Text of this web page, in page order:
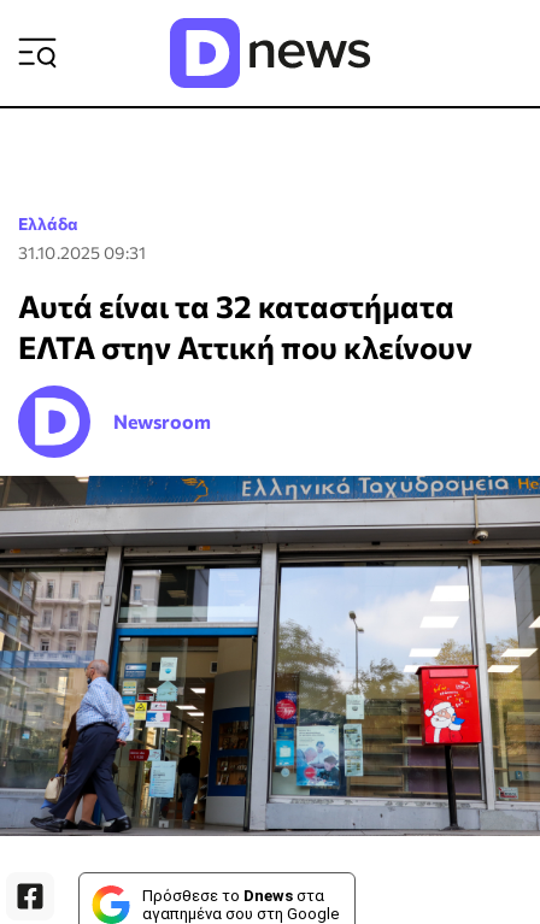
Ελλάδα
31.10.2025 09:31
Αυτά είναι τα 32 καταστήματα
ΕΛΤΑ στην Αττική που κλείνουν
Newsroom
Πρόσθεσε το Dnews στα
αγαπημένα σου στη Google